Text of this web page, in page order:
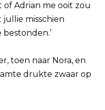
Adrian me ooit zou
misschien
toen naar Nora, en
drukte zwaar op